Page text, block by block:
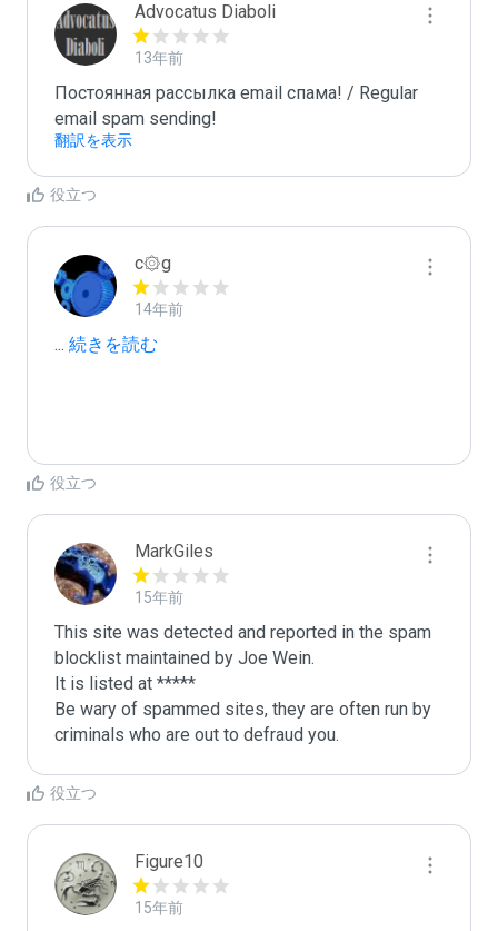
Advocatus Diaboli
13年前
Постоянная рассылка email спама! / Regular
email spam sending!
翻訳を表示
役立つ
c۞g
14年前
... 続きを読む
役立つ
MarkGiles
15年前
This site was detected and reported in the spam
blocklist maintained by Joe Wein.
It is listed at *****
Be wary of spammed sites, they are often run by
criminals who are out to defraud you.
役立つ
Figure10
15年前